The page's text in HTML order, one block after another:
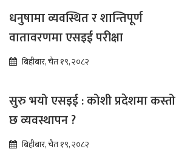
धनुषामा व्यवस्थित र शान्तिपूर्ण
वातावरणमा एसइई परीक्षा
बिहीबार, चैत १९, २०८२
सुरु भयो एसइई : कोशी प्रदेशमा कस्तो
छ व्यवस्थापन ?
बिहीबार, चैत १९, २०८२